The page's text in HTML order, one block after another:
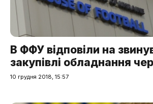
В ФФУ відповіли на
закупівлі обладнання
10 грудня 2018, 15:57